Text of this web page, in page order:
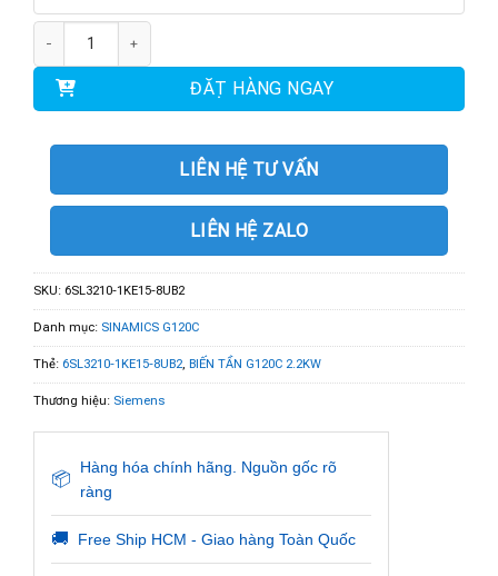
ĐẶT HÀNG NGAY
LIÊN HỆ TƯ VẤN
LIÊN HỆ ZALO
SKU: 6SL3210-1KE15-8UB2
Danh mục: SINAMICS G120C
Thẻ: 6SL3210-1KE15-8UB2, BIẾN TẦN G120C 2.2KW
Thương hiệu: Siemens
📦
Hàng hóa chính hãng. Nguồn gốc rõ
ràng
🚚 Free Ship HCM - Giao hàng Toàn Quốc